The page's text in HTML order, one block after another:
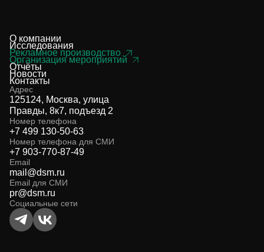
О компании
Исследования
Рекламное производство
Организация мероприятий
Отчёты
Новости
Контакты
Адрес
125124, Москва, улица
Правды, 8к7, подъезд 2
Номер телефона
+7 499 130-50-63
Номер телефона для СМИ
+7 903-770-87-49
Email
mail@dsm.ru
Email для СМИ
pr@dsm.ru
Социальные сети